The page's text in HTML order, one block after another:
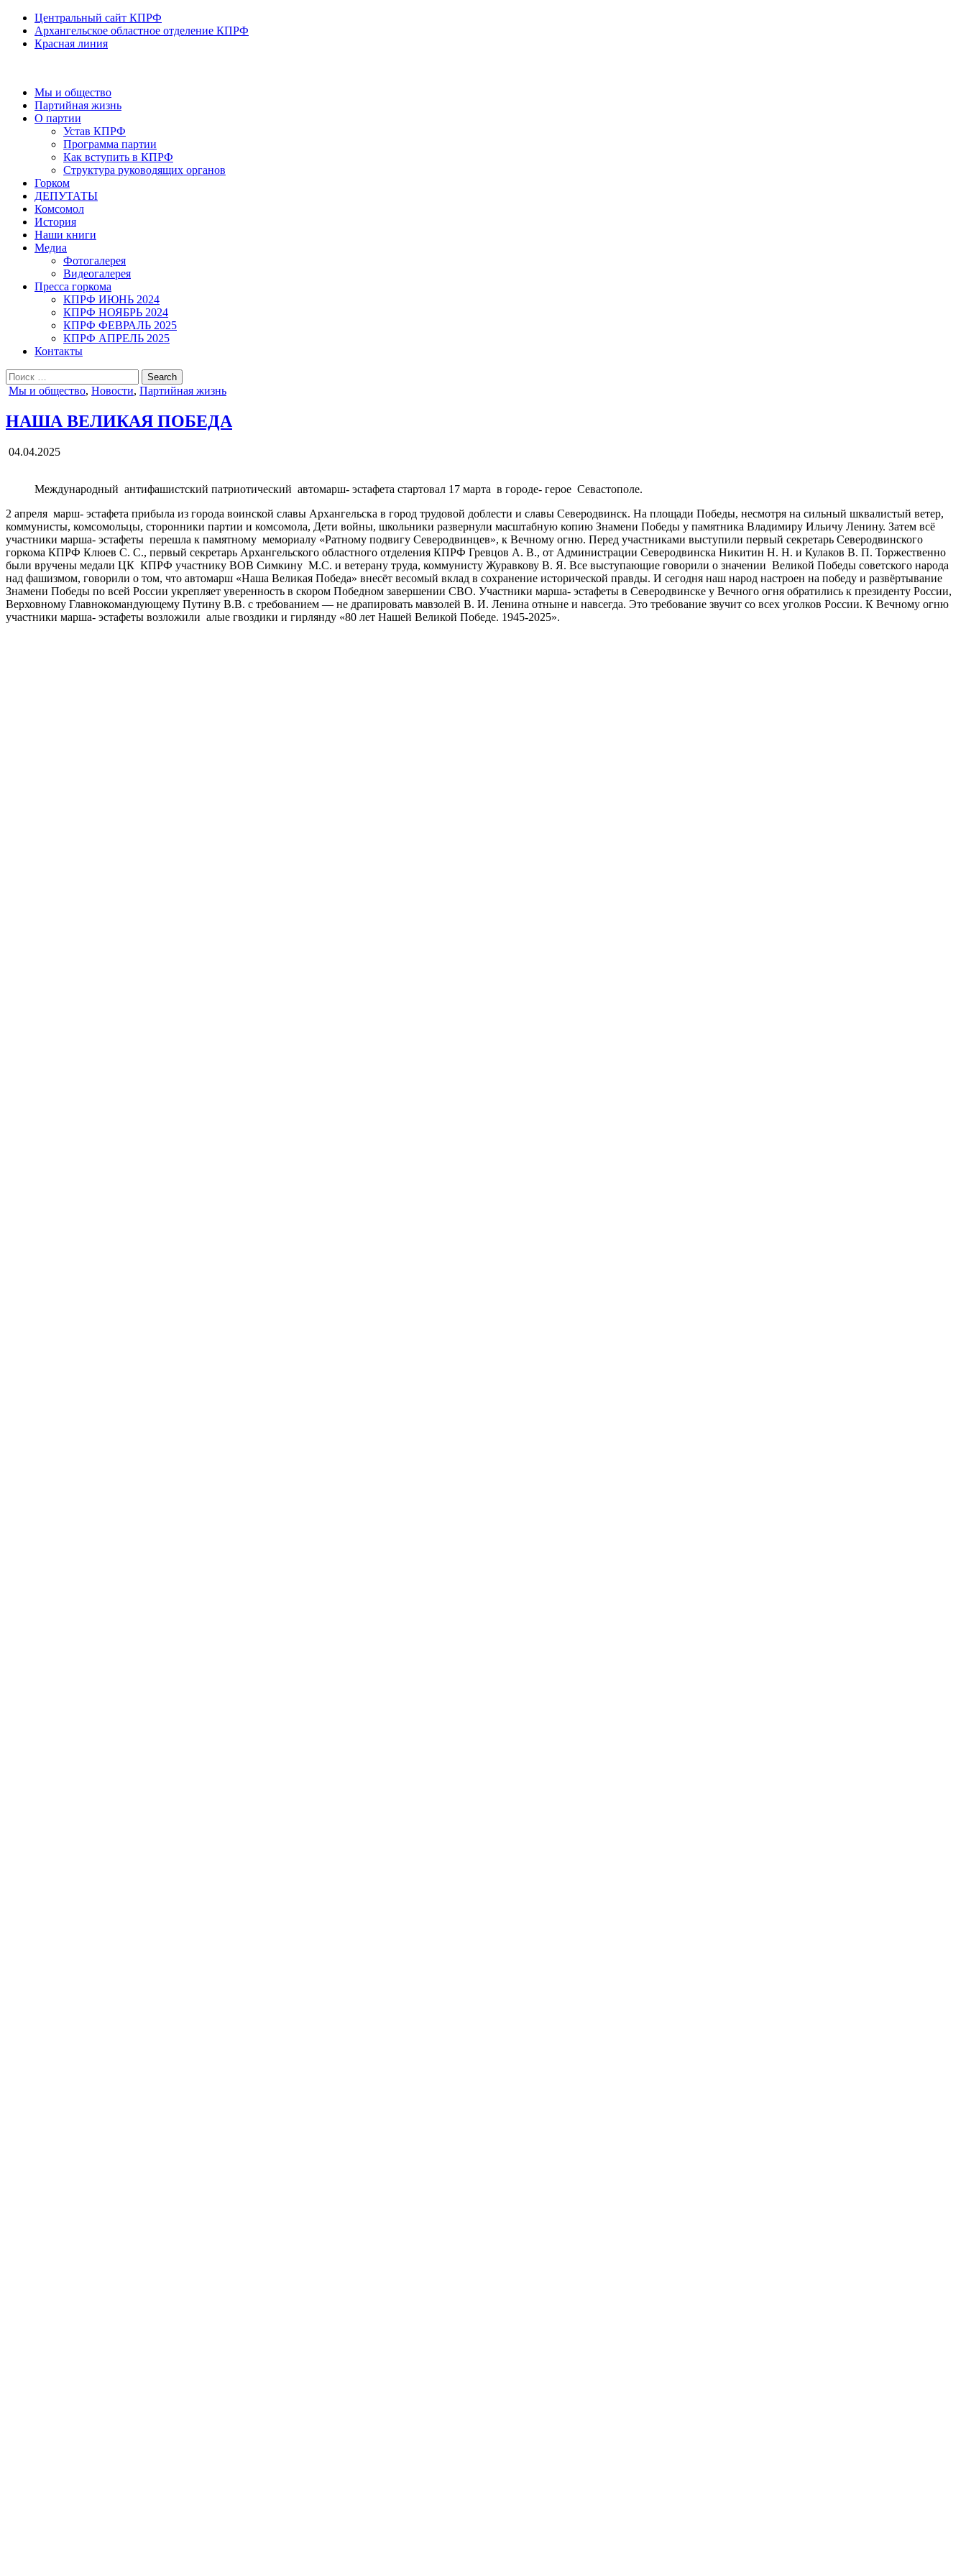
Центральный сайт КПРФ
Архангельское областное отделение КПРФ
Красная линия
Мы и общество
Партийная жизнь
О партии
Устав КПРФ
Программа партии
Как вступить в КПРФ
Структура руководящих органов
Горком
ДЕПУТАТЫ
Комсомол
История
Наши книги
Медиа
Фотогалерея
Видеогалерея
Пресса горкома
КПРФ ИЮНЬ 2024
КПРФ НОЯБРЬ 2024
КПРФ ФЕВРАЛЬ 2025
КПРФ АПРЕЛЬ 2025
Контакты
Search
for:
Posted
Мы и общество, Новости, Партийная жизнь
НАША ВЕЛИКАЯ ПОБЕДА
04.04.2025
Международный антифашистский патриотический автомарш- эстафета стартовал 17 марта в городе- герое Севастополе.
2 апреля марш- эстафета прибыла из города воинской славы Архангельска в город трудовой доблести и славы Северодвинск. На площади Победы, несмотря на сильный шквалистый ветер,
коммунисты, комсомольцы, сторонники партии и комсомола, Дети войны, школьники развернули масштабную копию Знамени Победы у памятника Владимиру Ильичу Ленину. Затем всё
участники марша- эстафеты перешла к памятному мемориалу «Ратному подвигу Северодвинцев», к Вечному огню. Перед участниками выступили первый секретарь Северодвинского
горкома КПРФ Клюев С. С., первый секретарь Архангельского областного отделения КПРФ Гревцов А. В., от Администрации Северодвинска Никитин Н. Н. и Кулаков В. П. Торжественно
были вручены медали ЦК КПРФ участнику ВОВ Симкину М.С. и ветерану труда, коммунисту Журавкову В. Я. Все выступающие говорили о значении Великой Победы советского народа
над фашизмом, говорили о том, что автомарш «Наша Великая Победа» внесëт весомый вклад в сохранение исторической правды. И сегодня наш народ настроен на победу и развëртывание
Знамени Победы по всей России укрепляет уверенность в скором Победном завершении СВО. Участники марша- эстафеты в Северодвинске у Вечного огня обратились к президенту России,
Верховному Главнокомандующему Путину В.В. с требованием — не драпировать мавзолей В. И. Ленина отныне и навсегда. Это требование звучит со всех уголков России. К Вечному огню
участники марша- эстафеты возложили алые гвоздики и гирлянду «80 лет Нашей Великой Победе. 1945-2025».